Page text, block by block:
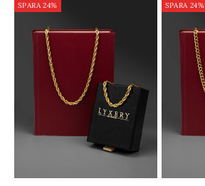
SPARA 24% SPARA 24%